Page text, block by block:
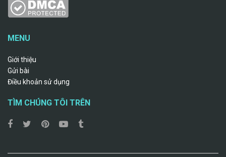
MENU
Giới thiệu
Gửi bài
Điều khoản sử dụng
TÌM CHÚNG TÔI TRÊN